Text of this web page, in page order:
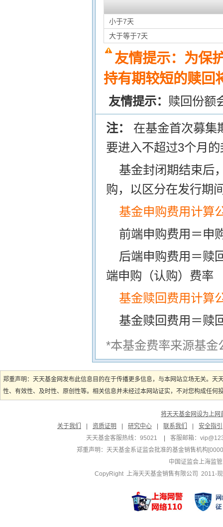
小于7天
大于等于7天
友情提示：为保
持有期较短的赎回
友情提示： 赎回份额
注： 在基金首次募集
要进入不超过3个月
基金封闭期结束后
购，以区分在发行期
基金申购费用计算
前端申购费用＝申
后端申购费用＝赎
端申购（认购）费率
基金赎回费用计算
基金赎回费用＝赎
*本基金费率来源基
郑重声明：天天基金网发布此信息目的在于传播更多信息，与本网站立场无关。
性、有效性、及时性、原创性等。相关信息并未经过本网站证实，不对您构成任
将天天基金网设为上网
关于我们
资质证明 研究中心 联系我们
安全指引
天天基金客服热线：95021
客服邮箱：
郑重声明： 天天基金系证监会批准的基金销售机构
中国证监会上海监
CopyRight 上海天天基金销售有限公司 2011-